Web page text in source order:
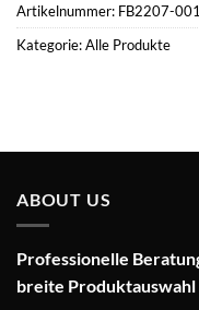
Artikelnummer: FB2207-001
Kategorie:Alle Produkte
ABOUT US
Professionelle
breite Produktauswahl